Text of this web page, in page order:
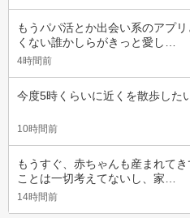
もうパパ活とか出会い系のアプ
くない誰かしらがきっと愛し…
4時間前
今度5時くらいに近くを散歩した
10時間前
もうすぐ、赤ちゃんも産まれて
ことは一切考えてないし、家…
14時間前